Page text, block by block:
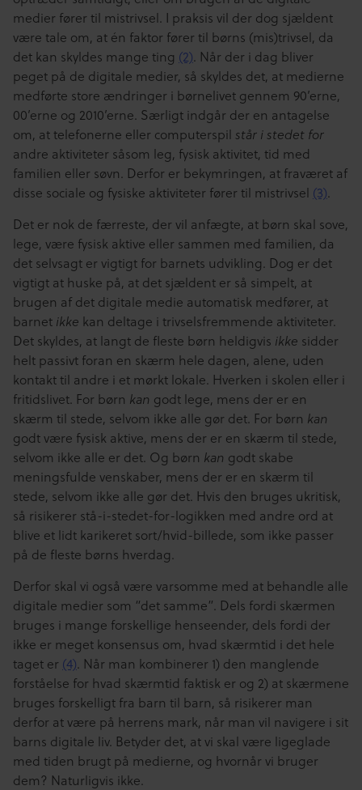
medier fører til mistrivsel. I praksis vil der dog sjældent
være tale om, at én faktor fører til børns (mis)trivsel, da
det kan skyldes mange ting (2). Når der i dag bliver
peget på de digitale medier, så skyldes det, at medierne
medførte store ændringer i børnelivet gennem 90’erne,
00’erne og 2010’erne. Særligt indgår der en antagelse
om, at telefonerne eller computerspil står i stedet for
andre aktiviteter såsom leg, fysisk aktivitet, tid med
familien eller søvn. Derfor er bekymringen, at fraværet af
disse sociale og fysiske aktiviteter fører til mistrivsel (3).
Det er nok de færreste, der vil anfægte, at børn skal sove,
lege, være fysisk aktive eller sammen med familien, da
det selvsagt er vigtigt for barnets udvikling. Dog er det
vigtigt at huske på, at det sjældent er så simpelt, at
brugen af det digitale medie automatisk medfører, at
barnet ikke kan deltage i trivselsfremmende aktiviteter.
Det skyldes, at langt de fleste børn heldigvis ikke sidder
helt passivt foran en skærm hele dagen, alene, uden
kontakt til andre i et mørkt lokale. Hverken i skolen eller i
fritidslivet. For børn kan godt lege, mens der er en
skærm til stede, selvom ikke alle gør det. For børn kan
godt være fysisk aktive, mens der er en skærm til stede,
selvom ikke alle er det. Og børn kan godt skabe
meningsfulde venskaber, mens der er en skærm til
stede, selvom ikke alle gør det. Hvis den bruges ukritisk,
så risikerer stå-i-stedet-for-logikken med andre ord at
blive et lidt karikeret sort/hvid-billede, som ikke passer
på de fleste børns hverdag.
Derfor skal vi også være varsomme med at behandle alle
digitale medier som “det samme”. Dels fordi skærmen
bruges i mange forskellige henseender, dels fordi der
ikke er meget konsensus om, hvad skærmtid i det hele
taget er (4). Når man kombinerer 1) den manglende
forståelse for hvad skærmtid faktisk er og 2) at skærmene
bruges forskelligt fra barn til barn, så risikerer man
derfor at være på herrens mark, når man vil navigere i sit
barns digitale liv. Betyder det, at vi skal være ligeglade
med tiden brugt på medierne, og hvornår vi bruger
dem? Naturligvis ikke.